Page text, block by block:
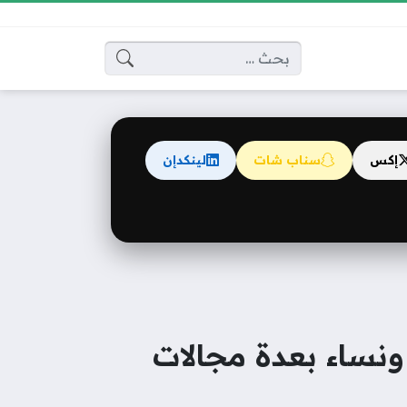
البحث عن:
إكس سناب شات لينكدإن
بعدة مجالات